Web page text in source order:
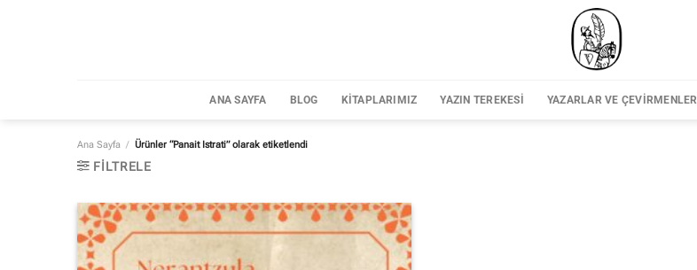
ANA SAYFA BLOG KITAPLARIMIZ YAZIN TEREKESI YAZARLAR VE ÇEVIRMENLER
Ana Sayfa / Ürünler “Panait Istrati” olarak etiketlendi
FILTRELE